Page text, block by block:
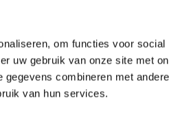
om functies voor
uw gebruik van onze site met
combineren met
van hun services.